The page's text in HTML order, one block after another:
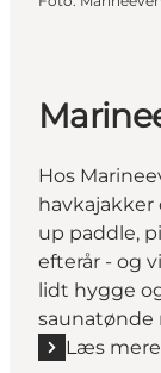
Hos
havkajakker
up paddle,
efterår - og
lidt hygge
saunatønde
Læs mere
Læs mere